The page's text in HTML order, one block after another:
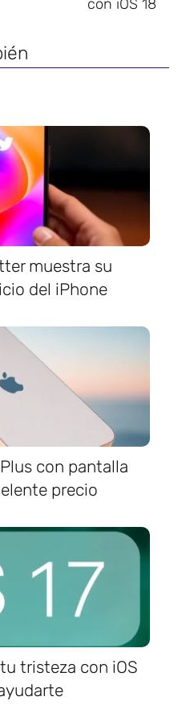
con iOS 18
muestra su
del iPhone
con pantalla
precio
tristeza con iOS